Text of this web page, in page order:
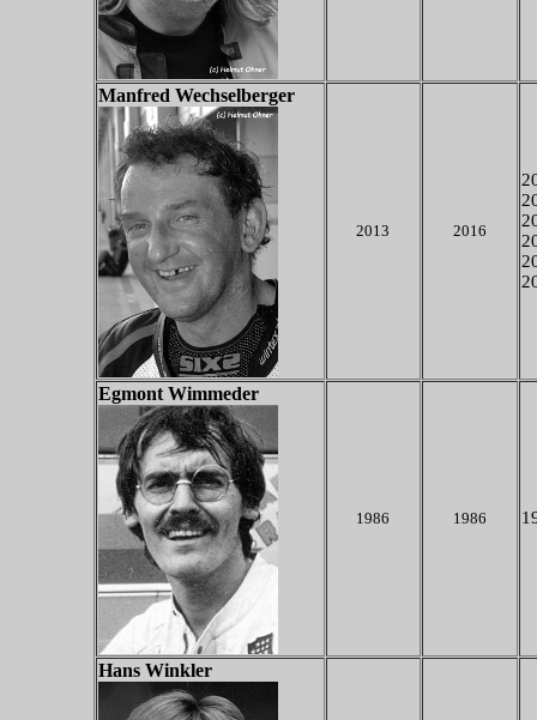
Manfred Wechselberger
2013 2016
Egmont Wimmeder
1986 1986
Hans Winkler